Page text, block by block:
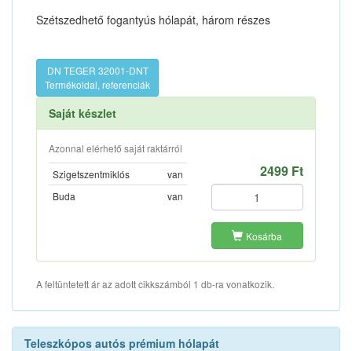
Szétszedhető fogantyús hólapát, három részes
DN TEGER 32001-DNT
Termékoldal, referenciák
Saját készlet
Azonnal elérhető saját raktárról
Szigetszentmiklós
van
Buda
van
2499 Ft
Kosárba
A feltüntetett ár az adott cikkszámból 1 db-ra vonatkozik.
Teleszkópos autós prémium hólapát